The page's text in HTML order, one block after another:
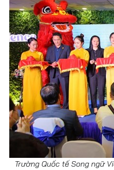
Trường Quốc tế Song ngữ